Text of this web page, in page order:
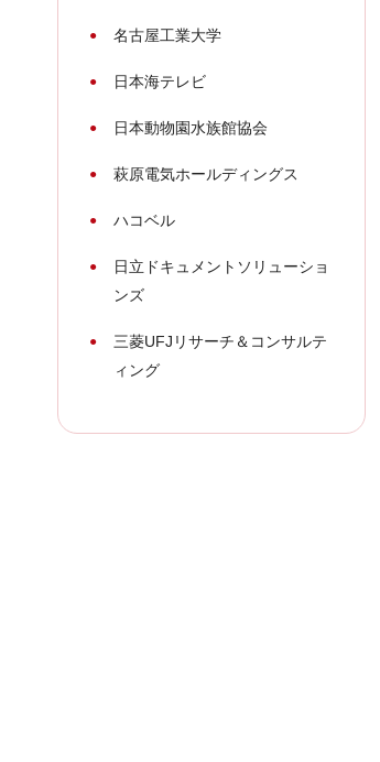
名古屋工業大学
日本海テレビ
日本動物園水族館協会
萩原電気ホールディングス
ハコベル
日立ドキュメントソリューショ
ンズ
三菱UFJリサーチ＆コンサルテ
ィング